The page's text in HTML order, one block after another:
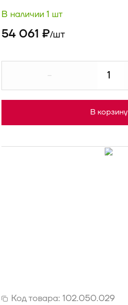
В наличии 1 шт
54 061 ₽/шт
В корзину
Код товара: 102.050.029